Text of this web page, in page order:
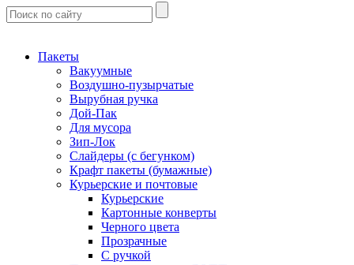
Пакеты
Вакуумные
Воздушно-пузырчатые
Вырубная ручка
Дой-Пак
Для мусора
Зип-Лок
Слайдеры (с бегунком)
Крафт пакеты (бумажные)
Курьерские и почтовые
Курьерские
Картонные конверты
Черного цвета
Прозрачные
С ручкой